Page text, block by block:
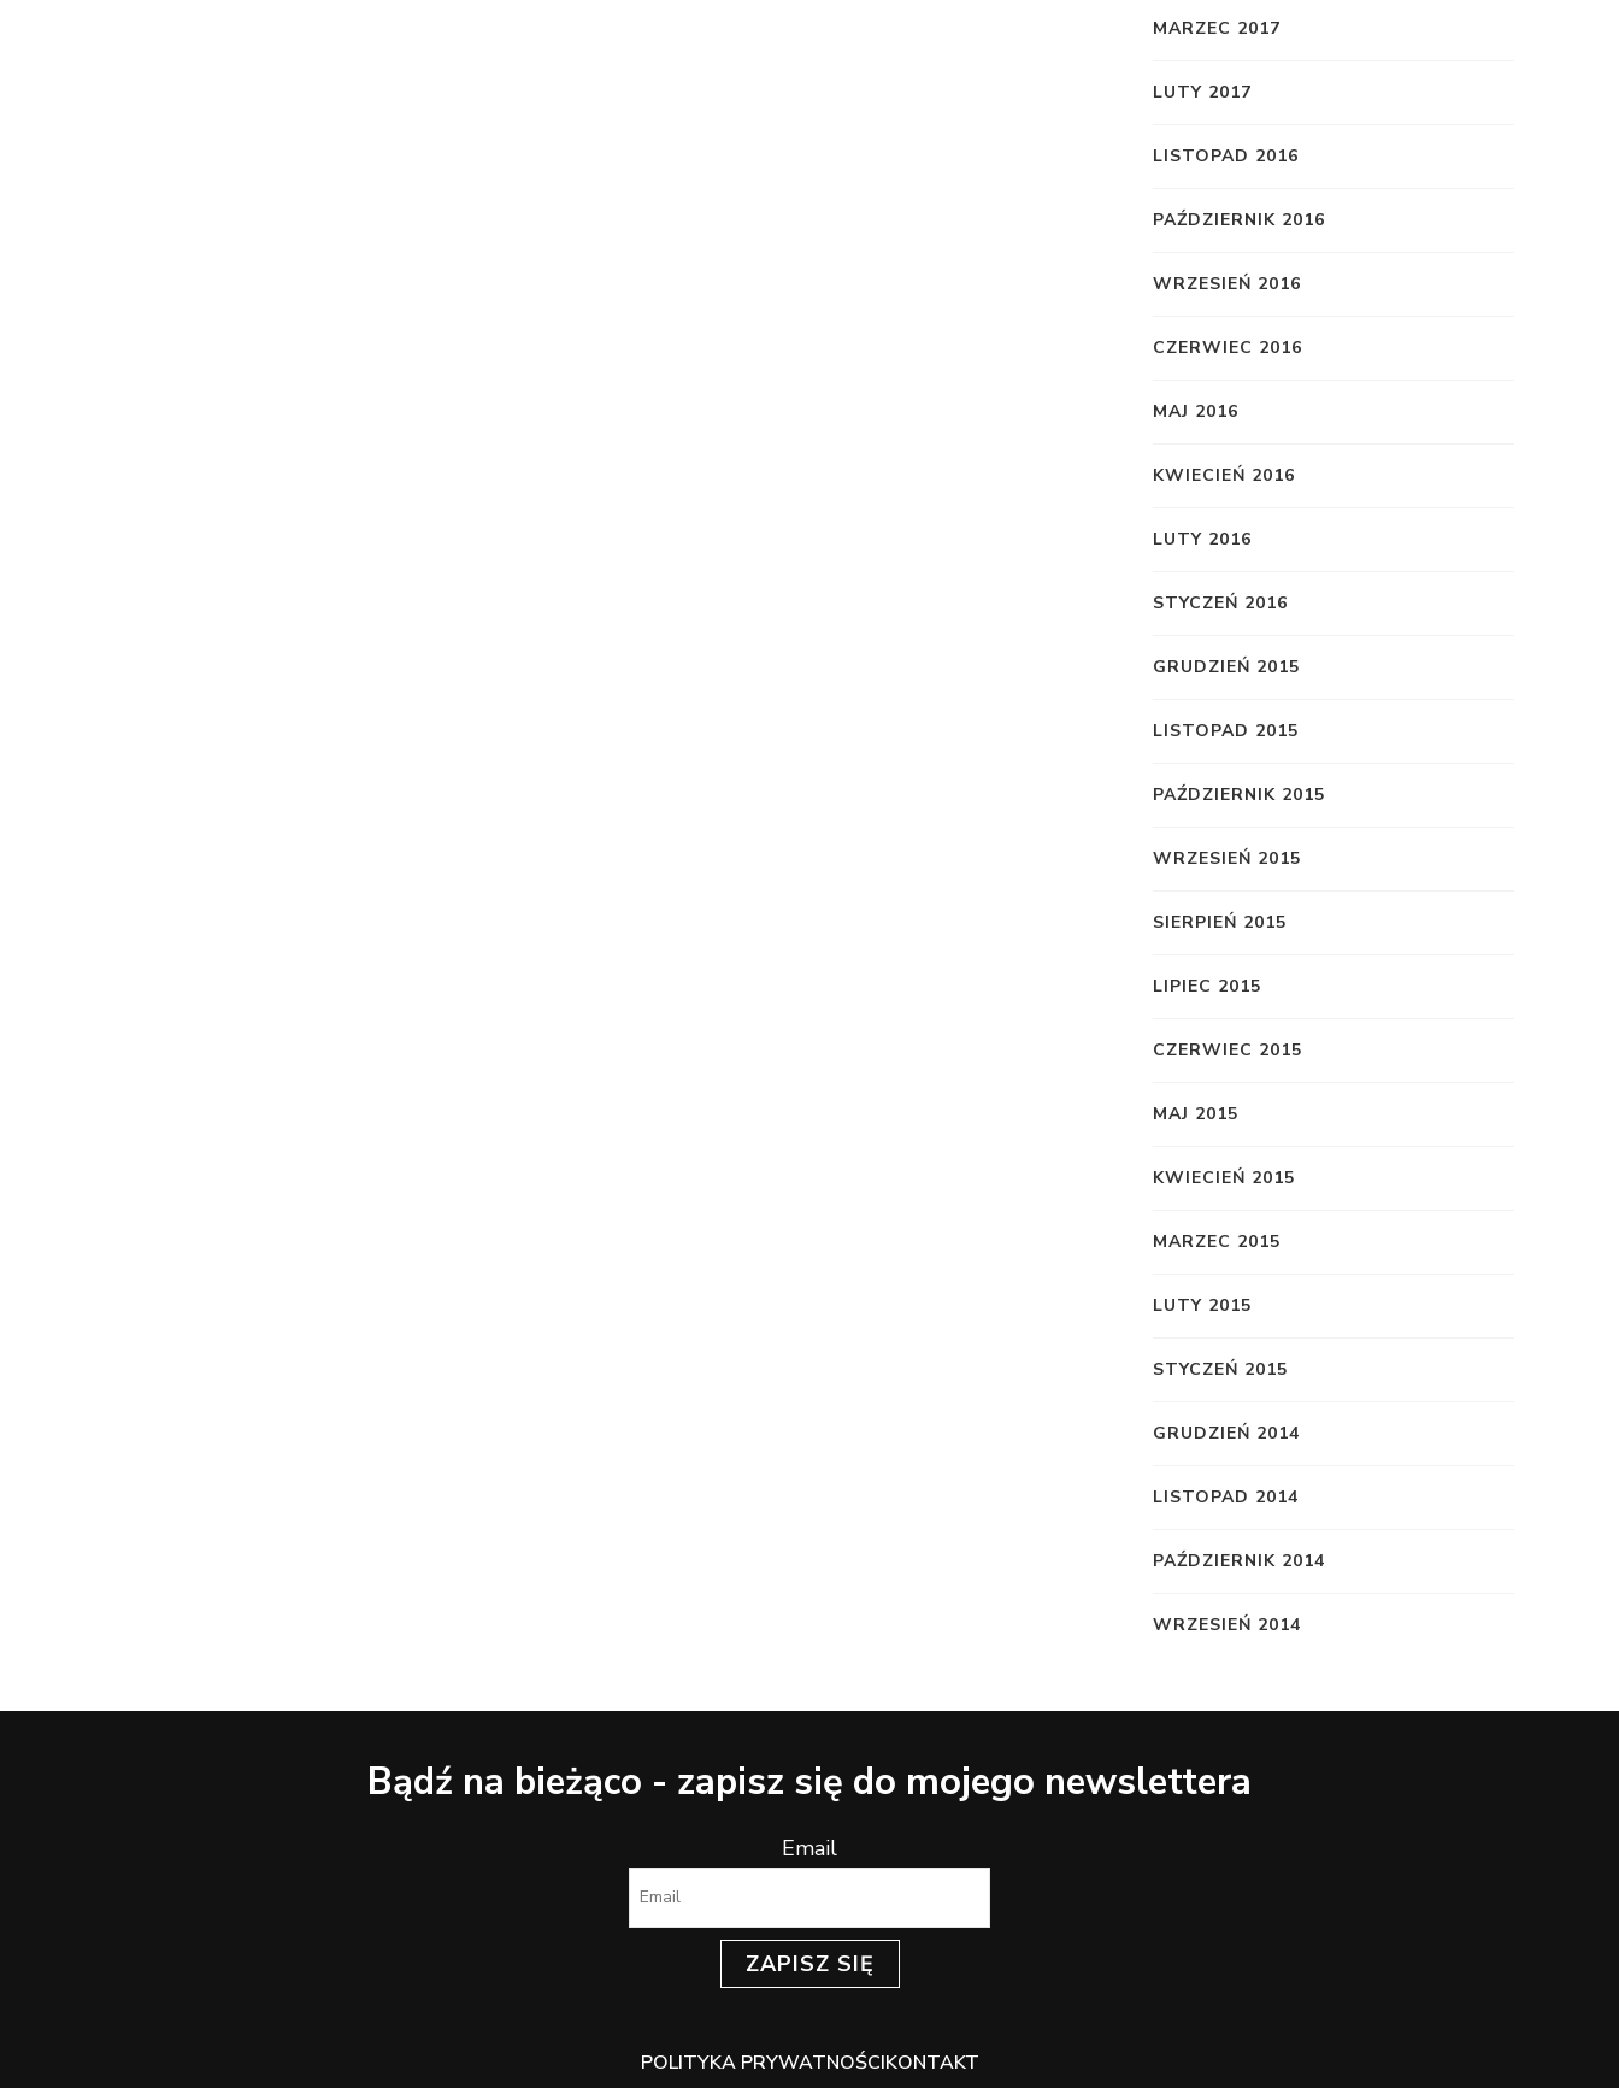
MARZEC 2017
LUTY 2017
LISTOPAD 2016
PAŹDZIERNIK 2016
WRZESIEŃ 2016
CZERWIEC 2016
MAJ 2016
KWIECIEŃ 2016
LUTY 2016
STYCZEŃ 2016
GRUDZIEŃ 2015
LISTOPAD 2015
PAŹDZIERNIK 2015
WRZESIEŃ 2015
SIERPIEŃ 2015
LIPIEC 2015
CZERWIEC 2015
MAJ 2015
KWIECIEŃ 2015
MARZEC 2015
LUTY 2015
STYCZEŃ 2015
GRUDZIEŃ 2014
LISTOPAD 2014
PAŹDZIERNIK 2014
WRZESIEŃ 2014
Bądź na bieżąco - zapisz się do mojego newslettera
Email
ZAPISZ SIĘ
POLITYKA PRYWATNOŚCIKONTAKT